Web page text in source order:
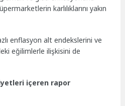
karlılıklarını yakın
enflasyon alt endekslerini ve
eğilimlerle ilişkisini de
içeren rapor